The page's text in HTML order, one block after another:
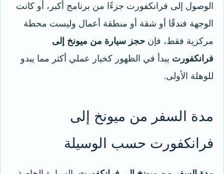
الوصول إلى فرانكفورت جزءًا من برنامج أكبر، أو كانت
الوجهة فندقًا أو شقة أو منطقة أعمال وليست محطة
مركزية فقط، فإن حجز سيارة من ميونخ إلى
فرانكفورت يبدأ في الظهور كخيار عملي أكثر مما يبدو
للوهلة الأولى.
مدة السفر من ميونخ إلى
فرانكفورت حسب الوسيلة